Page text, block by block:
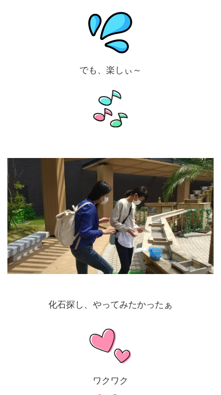
でも、楽しぃ～
化石探し、やってみたかったぁ
ワクワク